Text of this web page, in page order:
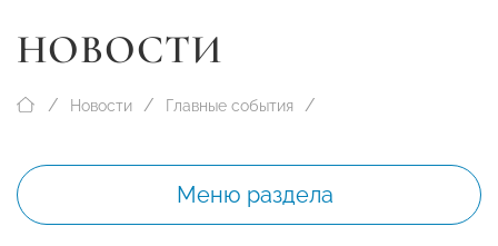
НОВОСТИ
Новости Главные события
Меню раздела